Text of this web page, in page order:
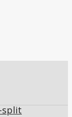
split